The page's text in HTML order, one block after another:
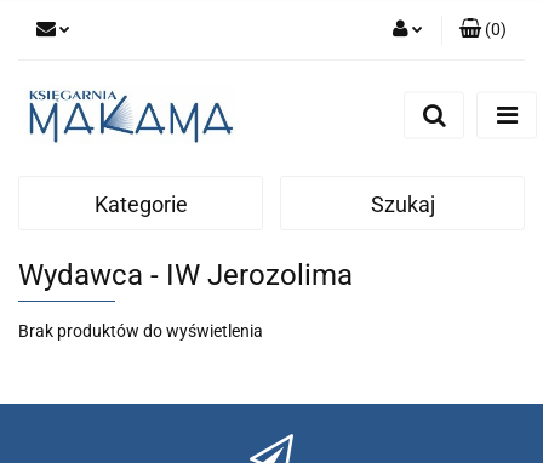
(0)
Kategorie Szukaj
Wydawca - IW Jerozolima
Brak produktów do wyświetlenia